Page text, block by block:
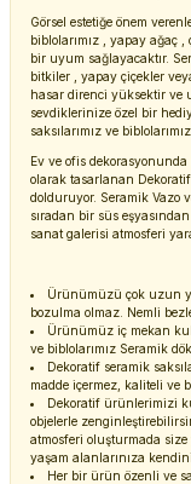
Görsel estetiğe önem
biblolarımız , yapay ağaç ,
bir uyum sağlayacaktır.
bitkiler , yapay çiçekler
hasar direnci yüksektir ve
sevdiklerinize özel bir
saksılarımız ve
Ev ve ofis
olarak tasarlanan
dolduruyor. Seramik Vazo
sıradan bir süs
sanat galerisi atmosferi
Ürünümüzü çok uzun
bozulma olmaz. Nemli
Ürünümüz iç mekan
ve biblolarımız Seramik
Dekoratif seramik
madde içermez, kaliteli ve
Dekoratif ürünlerimizi
objelerle
atmosferi oluşturmada size
yaşam alanlarınıza
Her bir ürün özenli ve